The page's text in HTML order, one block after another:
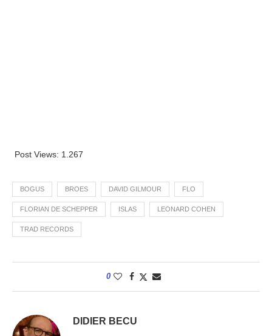
Post Views: 1.267
BOGUS BROES DAVID GILMOUR FLO
FLORIAN DE SCHEPPER ISLAS LEONARD COHEN
TRAD RECORDS
0
DIDIER BECU